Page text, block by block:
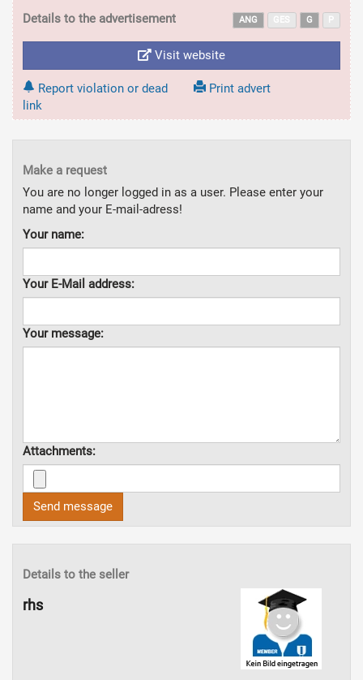
Details to the advertisement ANG G
Visit website
Report violation or dead
link
Print advert
Make a request
You are no longer logged in as a user. Please enter your
name and your E-mail-adress!
Your name:
Your E-Mail address:
Your message:
Attachments:
Send message
Details to the seller
rhs